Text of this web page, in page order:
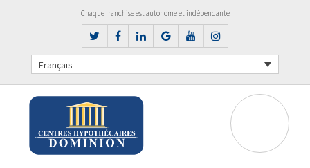
Chaque franchise est autonome et indépendante
Français